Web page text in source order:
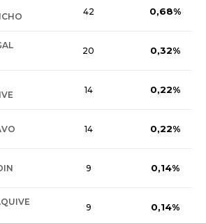
42 0,68%
20 0,32%
14 0,22%
14 0,22%
9 0,14%
9 0,14%